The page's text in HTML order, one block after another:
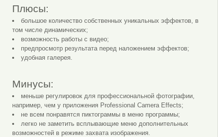
Плюсы:
большое количество собственных уникальных эффектов, в
том числе динамических;
возможность работы с видео;
предпросмотр результата перед наложением эффектов;
удобная галерея.
Минусы:
меньше регулировок для профессиональной фотографии,
например, чем у приложения Professional Camera Effects;
не всем понравятся пиктограммы в меню программы;
легко не заметить всплывающие меню дополнительных
возможностей в режиме захвата изображения.